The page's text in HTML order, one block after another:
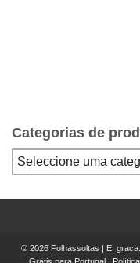
Categorias de
© 2026 Folhassoltas | E.
Grátis para Portugal |